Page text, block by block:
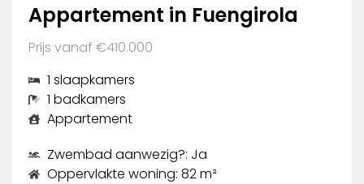
Appartement in Fuengirola
Prijs vanaf €410.000
1 slaapkamers
1 badkamers
Appartement
Zwembad aanwezig?: Ja
Oppervlakte woning: 82 m²